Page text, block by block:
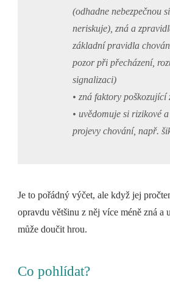
(odhadne nebezpečnou
neriskuje), zná a
základní pravidla
pozor při přecházení,
signalizaci)
• zná faktory
• uvědomuje si rizikové
projevy chování, např.
Je to pořádný výčet, ale když jej
opravdu většinu z něj více méně zná a
může doučit hrou.
Co pohlídat?